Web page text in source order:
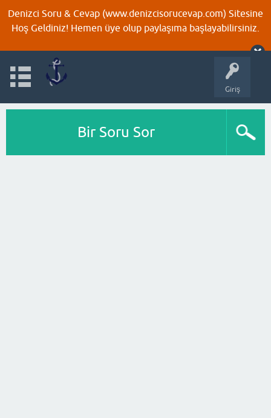
Denizci Soru & Cevap (www.denizcisorucevap.com) Sitesine
Hoş Geldiniz! Hemen üye olup paylaşıma başlayabilirsiniz.
Giriş
Bir Soru Sor